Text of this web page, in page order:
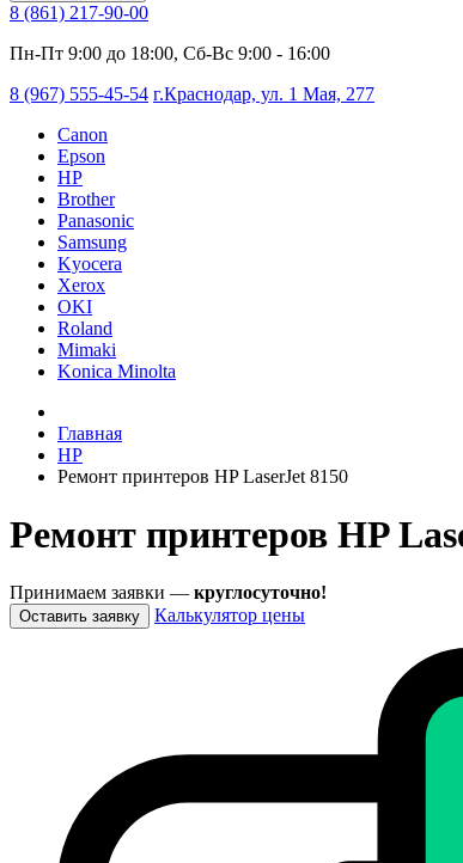
8 (861) 217-90-00
Пн-Пт 9:00 до 18:00, Сб-Вс 9:00 - 16:00
8 (967) 555-45-54 г.Краснодар, ул. 1 Мая, 277
Canon
Epson
HP
Brother
Panasonic
Samsung
Kyocera
Xerox
OKI
Roland
Mimaki
Konica Minolta
Главная
HP
Ремонт принтеров HP LaserJet 8150
Ремонт принтеров HP
Принимаем заявки — круглосуточно!
Оставить заявку Калькулятор цены